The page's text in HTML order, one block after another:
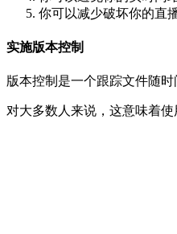
你可以减少破坏你的直
实施版本控制
版本控制是一个跟踪文件随
对大多数人来说，这意味着